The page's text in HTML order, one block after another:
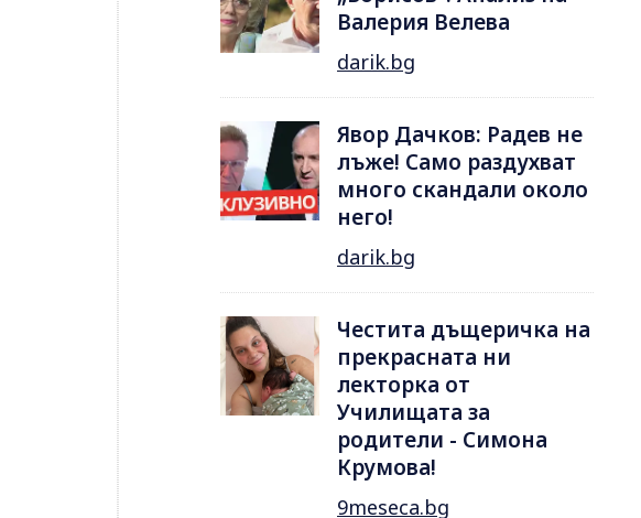
Валерия Велева
darik.bg
Явор Дачков: Радев не
лъже! Само раздухват
много скандали около
него!
darik.bg
Честита дъщеричка на
прекрасната ни
лекторка от
Училищата за
родители - Симона
Крумова!
9meseca.bg